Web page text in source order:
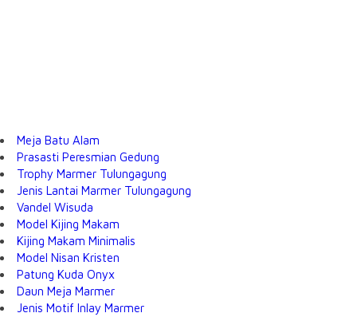
Meja Batu Alam
Prasasti Peresmian Gedung
Trophy Marmer Tulungagung
Jenis Lantai Marmer Tulungagung
Vandel Wisuda
Model Kijing Makam
Kijing Makam Minimalis
Model Nisan Kristen
Patung Kuda Onyx
Daun Meja Marmer
Jenis Motif Inlay Marmer